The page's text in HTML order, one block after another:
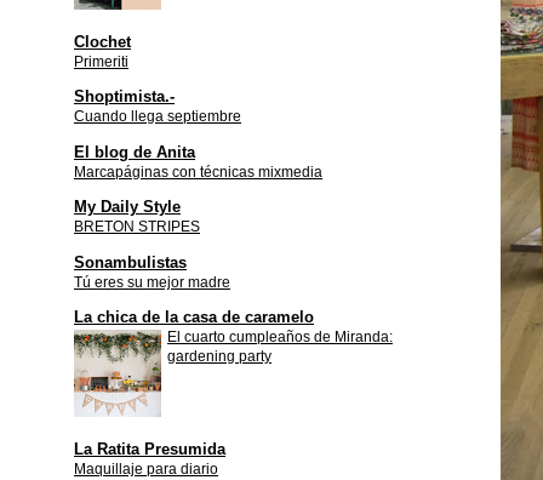
Clochet
Primeriti
Shoptimista.-
Cuando llega septiembre
El blog de Anita
Marcapáginas con técnicas mixmedia
My Daily Style
BRETON STRIPES
Sonambulistas
Tú eres su mejor madre
La chica de la casa de caramelo
El cuarto cumpleaños de Miranda:
gardening party
La Ratita Presumida
Maquillaje para diario